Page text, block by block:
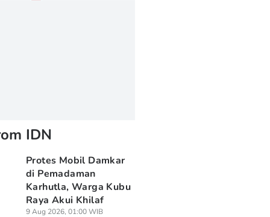
IDN
Protes Mobil Damkar
di Pemadaman
Karhutla, Warga Kubu
Raya Akui Khilaf
9 Aug 2026, 01:00 WIB